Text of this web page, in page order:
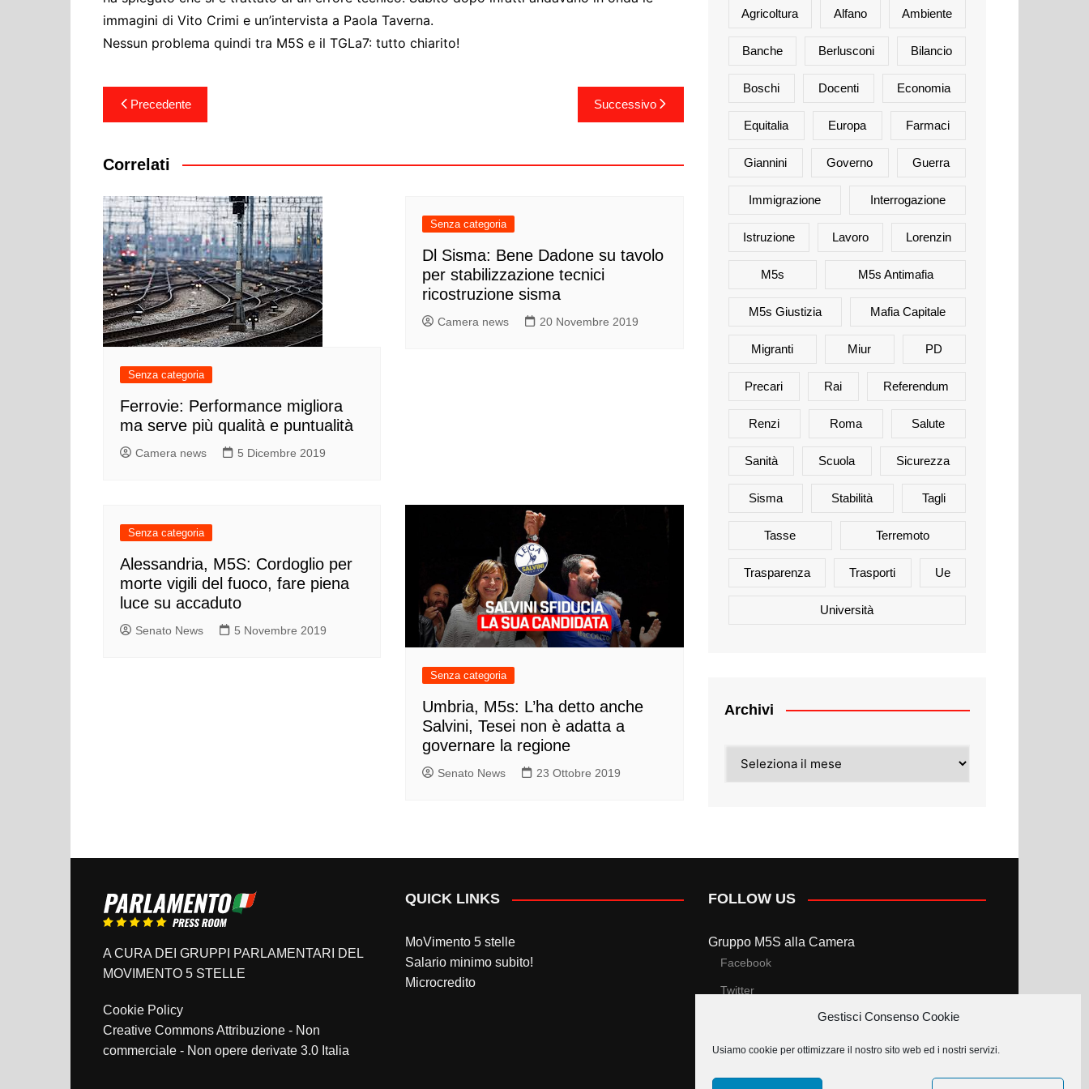
Gestisci Consenso Cookie
Usiamo cookie per ottimizzare il nostro sito web ed i nostri servizi.
Cultura ed Istruzione
Lavoro
Rifiuti
immagini di Vito Crimi e un’intervista a Paola Taverna.
Nessun problema quindi tra M5S e il TGLa7: tutto chiarito!
Navigazione
articoli
Precedente Successivo
Correlati
Senza categoria
Ferrovie: Performance migliora
ma serve più qualità e puntualità
Camera news 5 Dicembre 2019
Senza categoria
Dl Sisma: Bene Dadone su tavolo
per stabilizzazione tecnici
ricostruzione sisma
Camera news 20 Novembre 2019
Senza categoria
Alessandria, M5S: Cordoglio per
morte vigili del fuoco, fare piena
luce su accaduto
Senato News 5 Novembre 2019
Senza categoria
Umbria, M5s: L’ha detto anche
Salvini, Tesei non è adatta a
governare la regione
Senato News 23 Ottobre 2019
Agricoltura Alfano Ambiente
Banche Berlusconi Bilancio
Boschi Docenti Economia
Equitalia Europa Farmaci
Giannini Governo Guerra
Immigrazione Interrogazione
Istruzione Lavoro Lorenzin
M5s M5s Antimafia
M5s Giustizia Mafia Capitale
Migranti Miur PD
Precari Rai Referendum
Renzi Roma Salute
Sanità Scuola Sicurezza
Sisma Stabilità Tagli
Tasse Terremoto
Trasparenza Trasporti Ue
Università
Archivi
A CURA DEI GRUPPI PARLAMENTARI DEL
MOVIMENTO 5 STELLE
Cookie Policy
Creative Commons Attribuzione - Non
commerciale - Non opere derivate 3.0 Italia
QUICK LINKS
MoVimento 5 stelle
Salario minimo subito!
Microcredito
FOLLOW US
Gruppo M5S alla Camera
Facebook
Twitter